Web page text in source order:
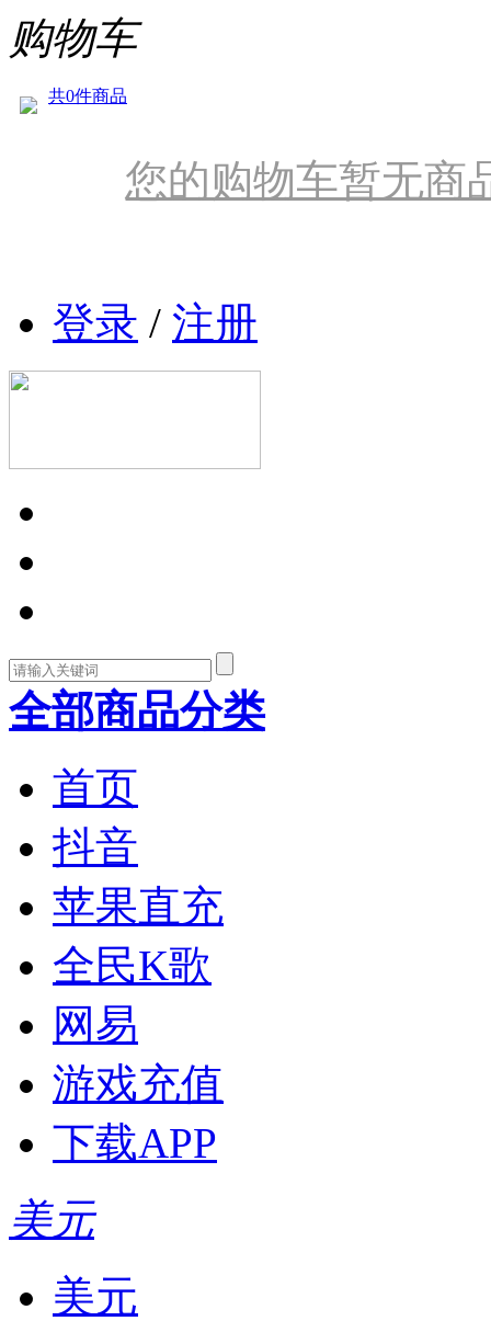
购物车
共0件商品
您的购物车暂无商
登录 / 注册
全部商品分类
首页
抖音
苹果直充
全民K歌
网易
游戏充值
下载APP
美元
美元